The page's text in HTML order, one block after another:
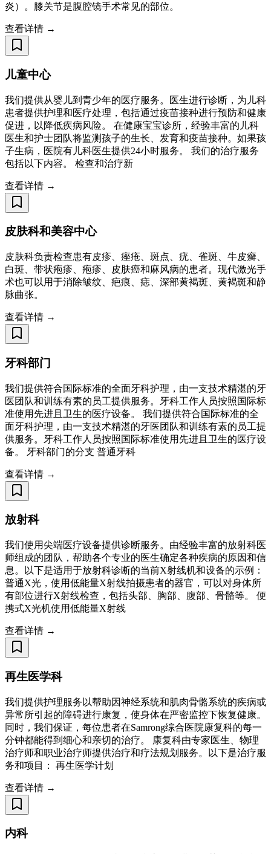
炎）。膝关节是腹腔镜手术常见的部位。
查看详情 →
儿童中心
我们提供从婴儿到青少年的医疗服务。医生进行诊断，为儿科
患者提供护理和医疗处理，包括通过疫苗接种进行预防和健康
促进，以降低疾病风险。 在健康宝宝诊所，经验丰富的儿科
医生和护士团队将监测孩子的生长、发育和疫苗接种。如果孩
子生病，医院有儿科医生提供24小时服务。 我们的治疗服务
包括以下内容。 检查和治疗新
查看详情 →
皮肤科和美容中心
皮肤科负责检查患有皮疹、痤疮、斑点、疣、雀斑、牛皮癣、
白斑、带状疱疹、疱疹、皮肤癌和麻风病的患者。现代激光手
术也可以用于消除皱纹、疤痕、痣、深部黄褐斑、黄褐斑和静
脉曲张。
查看详情 →
牙科部门
我们提供符合国际标准的全面牙科护理，由一支技术精湛的牙
医团队和训练有素的员工提供服务。牙科工作人员按照国际标
准使用先进且卫生的医疗设备。 我们提供符合国际标准的全
面牙科护理，由一支技术精湛的牙医团队和训练有素的员工提
供服务。牙科工作人员按照国际标准使用先进且卫生的医疗设
备。 牙科部门的分支 普通牙科
查看详情 →
放射科
我们使用尖端医疗设备提供诊断服务。由经验丰富的放射科医
师组成的团队，帮助各个专业的医生确定各种疾病的原因和信
息。以下是适用于放射科诊断的当前X射线机和设备的示例：
普通X光，使用低能量X射线拍摄患者的器官，可以对身体所
有部位进行X射线检查，包括头部、胸部、腹部、骨骼等。 便
携式X光机使用低能量X射线
查看详情 →
再生医学科
我们提供护理服务以帮助因神经系统和肌肉骨骼系统的疾病或
异常所引起的障碍进行康复，使身体在严密监控下恢复健康。
同时，我们保证，每位患者在Samrong综合医院康复科的每一
分钟都能得到细心和亲切的治疗。 康复科由专家医生、物理
治疗师和职业治疗师提供治疗和疗法规划服务。以下是治疗服
务和项目： 再生医学计划
查看详情 →
内科